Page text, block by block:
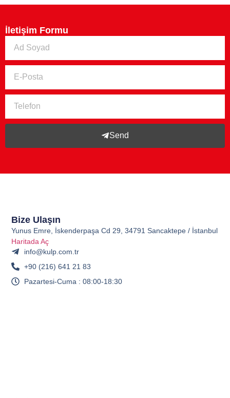
İletişim Formu
Send
Bize Ulaşın
Yunus Emre, İskenderpaşa Cd 29, 34791 Sancaktepe / İstanbul
Haritada Aç
info@kulp.com.tr
+90 (216) 641 21 83
Pazartesi-Cuma : 08:00-18:30